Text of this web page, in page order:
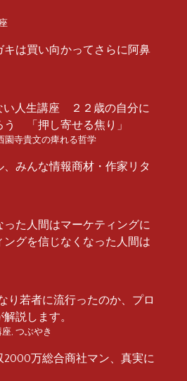
キは買い向かってさらに阿鼻
い人生講座 ２２歳の自分に
う 「押し寄せる焦り」
園寺貴文の痺れる哲学
、みんな情報商材・作家リタ
った人間はマーケティングに
ングを信じなくなった人間は
り若者に流行ったのか、プロ
説します。
座, つぶやき
2000万総合商社マン、真実に